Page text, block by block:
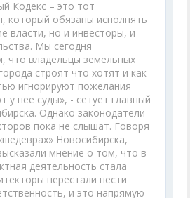
Кодекс – это тот
который обязаны исполнять
власти, но и инвесторы, и
Мы сегодня
что владельцы земельных
строят что хотят и как
игнорируют пожелания
у нее суды», - сетует главный
Однако законодатели
пока не слышат. Говоря
Новосибирска,
мнение о том, что в
деятельность стала
перестали нести
и это напрямую